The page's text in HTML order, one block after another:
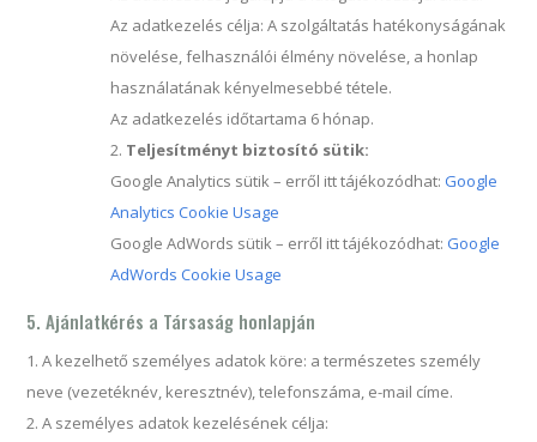
Az adatkezelés célja: A szolgáltatás hatékonyságának
növelése, felhasználói élmény növelése, a honlap
használatának kényelmesebbé tétele.
Az adatkezelés időtartama 6 hónap.
Teljesítményt biztosító sütik:
Google Analytics sütik – erről itt tájékozódhat: Google
Analytics Cookie Usage
Google AdWords sütik – erről itt tájékozódhat: Google
AdWords Cookie Usage
5. Ajánlatkérés a Társaság honlapján
A kezelhető személyes adatok köre: a természetes személy
neve (vezetéknév, keresztnév), telefonszáma, e-mail címe.
A személyes adatok kezelésének célja: